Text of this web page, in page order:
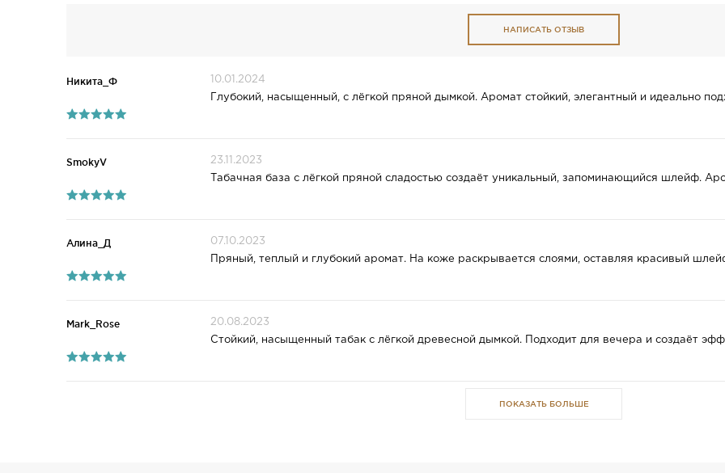
НАПИСАТЬ ОТЗЫВ
Никита_Ф
10.01.2024
Глубокий, насыщенный, с лёгкой пряной дымкой. Аромат стойкий, элегантный и идеально
SmokyV
23.11.2023
Табачная база с лёгкой пряной сладостью создаёт уникальный, запоминающийся шлейф.
Алина_Д
07.10.2023
Пряный, теплый и глубокий аромат. На коже раскрывается слоями, оставляя красивый
Mark_Rose
20.08.2023
Стойкий, насыщенный табак с лёгкой древесной дымкой. Подходит для вечера и создаёт
ПОКАЗАТЬ БОЛЬШЕ